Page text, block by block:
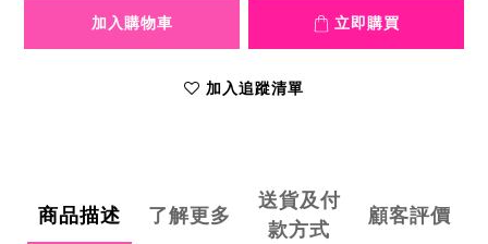
加入購物車 立即購買
加入追蹤清單
商品描述 了解更多
送貨及付
款方式
顧客評價